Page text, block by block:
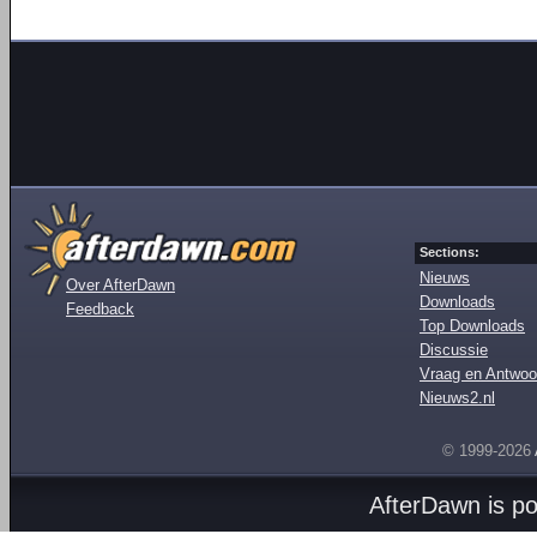
Over AfterDawn
Feedback
Sections:
Nieuws
Downloads
Top Downloads
Discussie
Vraag en
Nieuws2.nl
© 1999-2026
AfterDawn is